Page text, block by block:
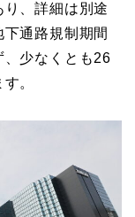
、詳細は別途
通路規制期間
、少なくとも26
。